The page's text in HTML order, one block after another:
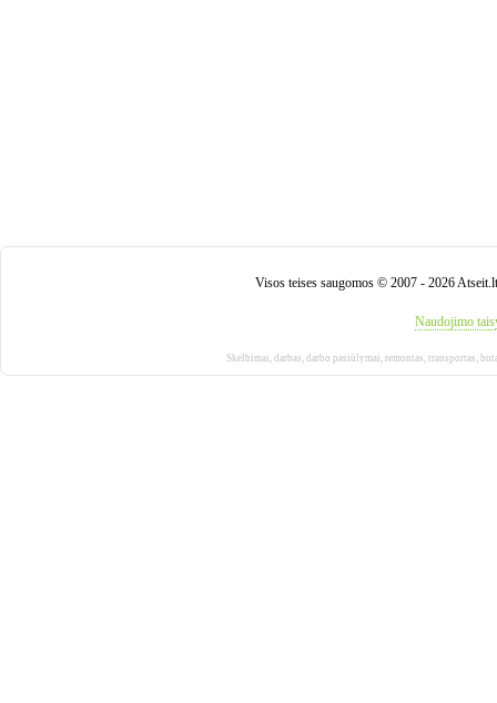
Visos teises saugomos © 2007 - 2026
Naudojimo
Skelbimai , darbas , darbo pasiūlymai , remontas , transportas ,